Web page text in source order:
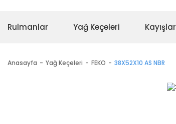
Rulmanlar Yağ Keçeleri Kayışlar
Anasayfa Yağ Keçeleri FEKO 38X52X10 AS NBR